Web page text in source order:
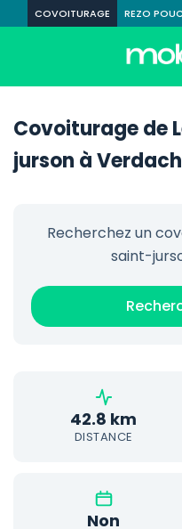
COVOITURAGE REZO
Covoiturage de
jurson à
Recherchez un
saint-
42.8 km
DISTANCE
Non